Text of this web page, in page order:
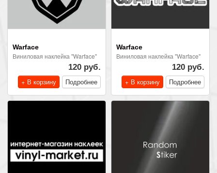
Warface
Виниловая наклейка "Warface"
120 руб.
+ В корзину
Подробнее
Warface
Виниловая наклейка "Warface"
120 руб.
+ В корзину
Подробнее